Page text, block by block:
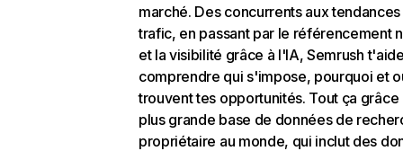
marché. Des concurrents aux
trafic, en passant par le référencement
et la visibilité grâce à l'IA, Semrush
comprendre qui s'impose, pourquoi et
trouvent tes opportunités. Tout ça grâce
plus grande base de données de
propriétaire au monde, qui inclut des